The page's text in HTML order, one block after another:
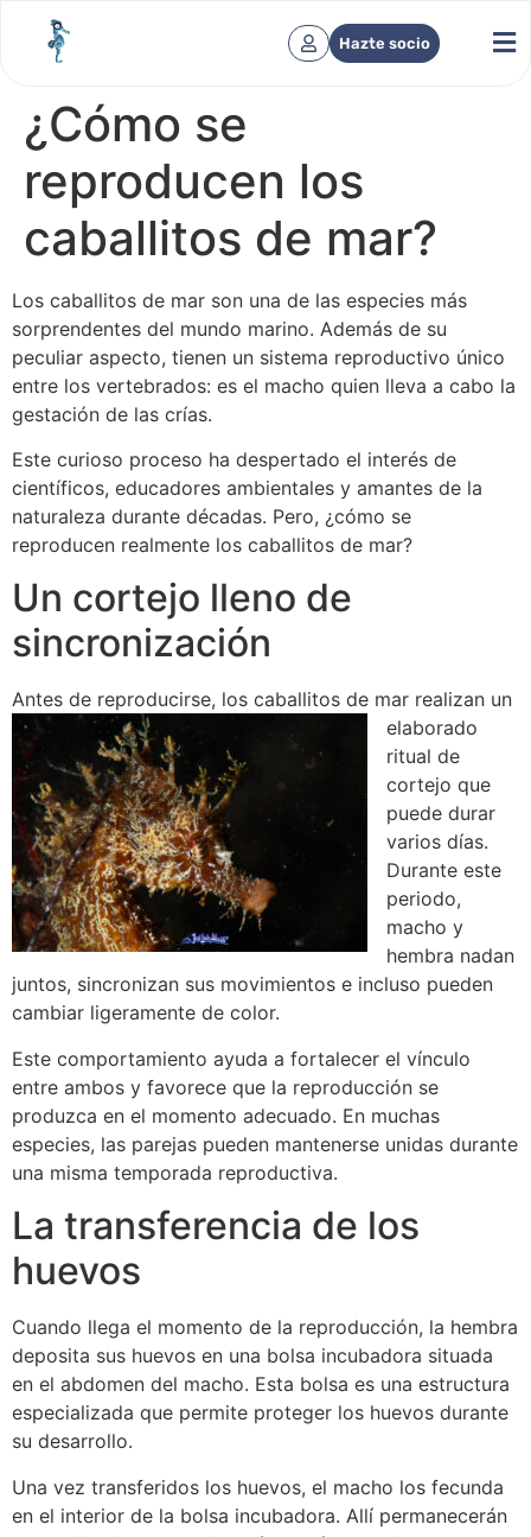
Hazte socio
¿Cómo se
reproducen los
caballitos de mar?
Los caballitos de mar son una de las especies más
sorprendentes del mundo marino. Además de su
peculiar aspecto, tienen un sistema reproductivo único
entre los vertebrados: es el macho quien lleva a cabo la
gestación de las crías.
Este curioso proceso ha despertado el interés de
científicos, educadores ambientales y amantes de la
naturaleza durante décadas. Pero, ¿cómo se
reproducen realmente los caballitos de mar?
Un cortejo lleno de
sincronización
Antes de reproducirse, los caballitos de mar realizan un
elaborado
ritual de
cortejo que
puede durar
varios días.
Durante este
periodo,
macho y
hembra nadan
juntos, sincronizan sus movimientos e incluso pueden
cambiar ligeramente de color.
Este comportamiento ayuda a fortalecer el vínculo
entre ambos y favorece que la reproducción se
produzca en el momento adecuado. En muchas
especies, las parejas pueden mantenerse unidas durante
una misma temporada reproductiva.
La transferencia de los
huevos
Cuando llega el momento de la reproducción, la hembra
deposita sus huevos en una bolsa incubadora situada
en el abdomen del macho. Esta bolsa es una estructura
especializada que permite proteger los huevos durante
su desarrollo.
Una vez transferidos los huevos, el macho los fecunda
en el interior de la bolsa incubadora. Allí permanecerán